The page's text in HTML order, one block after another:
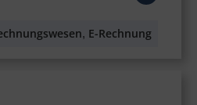
, E-Rechnung